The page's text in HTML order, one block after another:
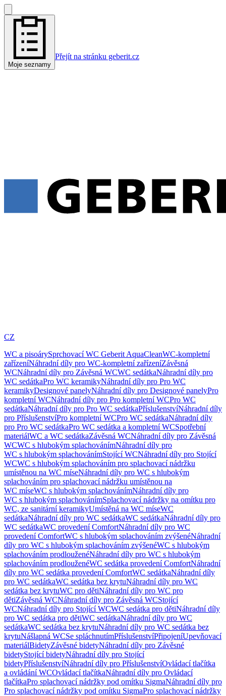
Moje seznamy
Přejít na stránku geberit.cz
CZ
WC a pisoárySprchovací WC Geberit AquaCleanWC-kompletní
zařízeníNáhradní díly pro WC-kompletní zařízeníZávěsná
WCNáhradní díly pro Závěsná WCWC sedátkaNáhradní díly pro
WC sedátkaPro WC keramikyNáhradní díly pro Pro WC
keramikyDesignové panelyNáhradní díly pro Designové panelyPro
kompletní WCNáhradní díly pro Pro kompletní WCPro WC
sedátkaNáhradní díly pro Pro WC sedátkaPříslušenstvíNáhradní díly
pro PříslušenstvíPro kompletní WCPro WC sedátkaNáhradní díly
pro Pro WC sedátkaPro WC sedátka a kompletní WCSpotřební
materiálWC a WC sedátkaZávěsná WCNáhradní díly pro Závěsná
WCWC s hlubokým splachovánímNáhradní díly pro
WC s hlubokým splachovánímStojící WCNáhradní díly pro Stojící
WCWC s hlubokým splachováním pro splachovací nádržku
umístěnou na WC míseNáhradní díly pro WC s hlubokým
splachováním pro splachovací nádržku umístěnou na
WC míseWC s hlubokým splachovánímNáhradní díly pro
WC s hlubokým splachovánímSplachovací nádržky na omítku pro
WC, ze sanitární keramikyUmístěná na WC míseWC
sedátkaNáhradní díly pro WC sedátkaWC sedátkaNáhradní díly pro
WC sedátkaWC provedení ComfortNáhradní díly pro WC
provedení ComfortWC s hlubokým splachováním zvýšenéNáhradní
díly pro WC s hlubokým splachováním zvýšenéWC s hlubokým
splachováním prodlouženéNáhradní díly pro WC s hlubokým
splachováním prodlouženéWC sedátka provedení ComfortNáhradní
díly pro WC sedátka provedení ComfortWC sedátkaNáhradní díly
pro WC sedátkaWC sedátka bez krytuNáhradní díly pro WC
sedátka bez krytuWC pro dětiNáhradní díly pro WC pro
dětiZávěsná WCNáhradní díly pro Závěsná WCStojící
WCNáhradní díly pro Stojící WCWC sedátka pro dětiNáhradní díly
pro WC sedátka pro dětiWC sedátkaNáhradní díly pro WC
sedátkaWC sedátka bez krytuNáhradní díly pro WC sedátka bez
krytuNášlapná WCSe spláchnutímPříslušenstvíPřipojeníUpevňovací
materiálBidetyZávěsné bidetyNáhradní díly pro Závěsné
bidetyStojící bidetyNáhradní díly pro Stojící
bidetyPříslušenstvíNáhradní díly pro PříslušenstvíOvládací tlačítka
a ovládání WCOvládací tlačítkaNáhradní díly pro Ovládací
tlačítkaPro splachovací nádržky pod omítku SigmaNáhradní díly pro
Pro splachovací nádržky pod omítku SigmaPro splachovací nádržky